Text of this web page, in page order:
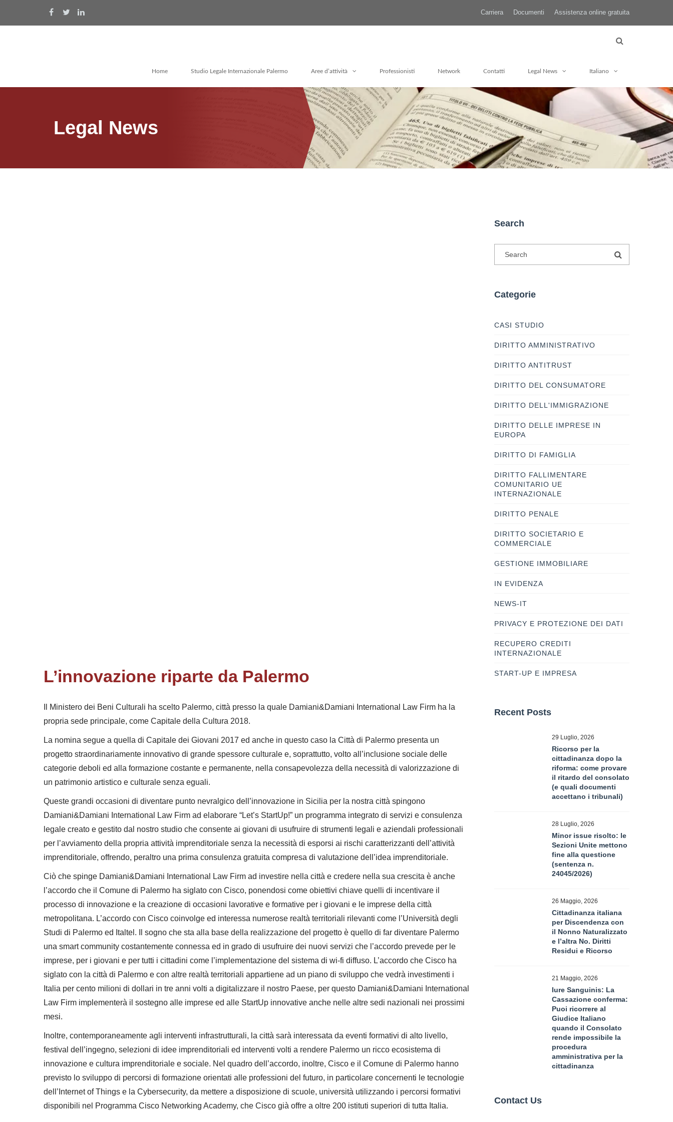
Carriera Documenti Assistenza online gratuita
Home Studio Legale Internazionale Palermo Aree d’attività Professionisti Network Contatti Legal News Italiano
Legal News
L’innovazione riparte da Palermo
Il Ministero dei Beni Culturali ha scelto Palermo, città presso la quale Damiani&Damiani International Law Firm ha la
propria sede principale, come Capitale della Cultura 2018.
La nomina segue a quella di Capitale dei Giovani 2017 ed anche in questo caso la Città di Palermo presenta un
progetto straordinariamente innovativo di grande spessore culturale e, soprattutto, volto all’inclusione sociale delle
categorie deboli ed alla formazione costante e permanente, nella consapevolezza della necessità di valorizzazione di
un patrimonio artistico e culturale senza eguali.
Queste grandi occasioni di diventare punto nevralgico dell’innovazione in Sicilia per la nostra città spingono
Damiani&Damiani International Law Firm ad elaborare “Let’s StartUp!” un programma integrato di servizi e consulenza
legale creato e gestito dal nostro studio che consente ai giovani di usufruire di strumenti legali e aziendali professionali
per l’avviamento della propria attività imprenditoriale senza la necessità di esporsi ai rischi caratterizzanti dell’attività
imprenditoriale, offrendo, peraltro una prima consulenza gratuita compresa di valutazione dell’idea imprenditoriale.
Ciò che spinge Damiani&Damiani International Law Firm ad investire nella città e credere nella sua crescita è anche
l’accordo che il Comune di Palermo ha siglato con Cisco, ponendosi come obiettivi chiave quelli di incentivare il
processo di innovazione e la creazione di occasioni lavorative e formative per i giovani e le imprese della città
metropolitana. L’accordo con Cisco coinvolge ed interessa numerose realtà territoriali rilevanti come l’Università degli
Studi di Palermo ed Italtel. Il sogno che sta alla base della realizzazione del progetto è quello di far diventare Palermo
una smart community costantemente connessa ed in grado di usufruire dei nuovi servizi che l’accordo prevede per le
imprese, per i giovani e per tutti i cittadini come l’implementazione del sistema di wi-fi diffuso. L’accordo che Cisco ha
siglato con la città di Palermo e con altre realtà territoriali appartiene ad un piano di sviluppo che vedrà investimenti i
Italia per cento milioni di dollari in tre anni volti a digitalizzare il nostro Paese, per questo Damiani&Damiani International
Law Firm implementerà il sostegno alle imprese ed alle StartUp innovative anche nelle altre sedi nazionali nei prossimi
mesi.
Inoltre, contemporaneamente agli interventi infrastrutturali, la città sarà interessata da eventi formativi di alto livello,
festival dell’ingegno, selezioni di idee imprenditoriali ed interventi volti a rendere Palermo un ricco ecosistema di
innovazione e cultura imprenditoriale e sociale. Nel quadro dell’accordo, inoltre, Cisco e il Comune di Palermo hanno
previsto lo sviluppo di percorsi di formazione orientati alle professioni del futuro, in particolare concernenti le tecnologie
dell’Internet of Things e la Cybersecurity, da mettere a disposizione di scuole, università utilizzando i percorsi formativi
disponibili nel Programma Cisco Networking Academy, che Cisco già offre a oltre 200 istituti superiori di tutta Italia.
Search
Categorie
CASI STUDIO
DIRITTO AMMINISTRATIVO
DIRITTO ANTITRUST
DIRITTO DEL CONSUMATORE
DIRITTO DELL'IMMIGRAZIONE
DIRITTO DELLE IMPRESE IN
EUROPA
DIRITTO DI FAMIGLIA
DIRITTO FALLIMENTARE
COMUNITARIO UE
INTERNAZIONALE
DIRITTO PENALE
DIRITTO SOCIETARIO E
COMMERCIALE
GESTIONE IMMOBILIARE
IN EVIDENZA
NEWS-IT
PRIVACY E PROTEZIONE DEI DATI
RECUPERO CREDITI
INTERNAZIONALE
START-UP E IMPRESA
Recent Posts
29 Luglio, 2026
Ricorso per la
cittadinanza dopo la
riforma: come provare
il ritardo del consolato
(e quali documenti
accettano i tribunali)
28 Luglio, 2026
Minor issue risolto: le
Sezioni Unite mettono
fine alla questione
(sentenza n.
24045/2026)
26 Maggio, 2026
Cittadinanza italiana
per Discendenza con
il Nonno Naturalizzato
e l’altra No. Diritti
Residui e Ricorso
21 Maggio, 2026
Iure Sanguinis: La
Cassazione conferma:
Puoi ricorrere al
Giudice Italiano
quando il Consolato
rende impossibile la
procedura
amministrativa per la
cittadinanza
Contact Us